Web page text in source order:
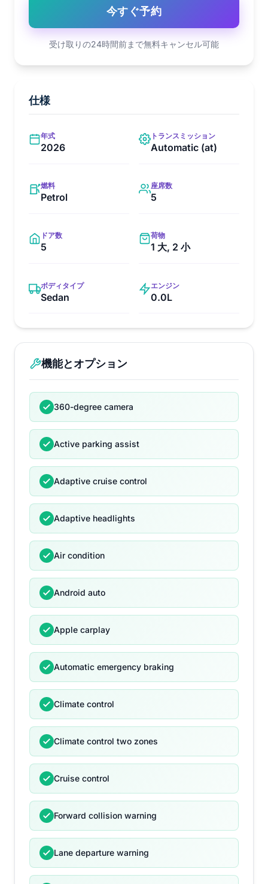
今すぐ予約
受け取りの24時間前まで無料キャンセル可能
仕様
年式
2026
トランスミッション
Automatic (at)
燃料
Petrol
座席数
5
ドア数
5
荷物
1 大, 2 小
ボディタイプ
Sedan
エンジン
0.0L
機能とオプション
360-degree camera
Active parking assist
Adaptive cruise control
Adaptive headlights
Air condition
Android auto
Apple carplay
Automatic emergency braking
Climate control
Climate control two zones
Cruise control
Forward collision warning
Lane departure warning